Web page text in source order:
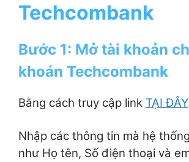
Techcombank
Bước 1: Mở tài khoản
khoán Techcombank
Bằng cách truy cập link TẠI ĐÂY
Nhập các thông tin mà hệ
như Họ tên, Số điện thoại và